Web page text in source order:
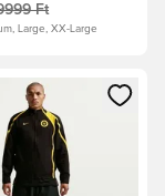
Ft
Large, XX-Large
vagy a tagként
modált a